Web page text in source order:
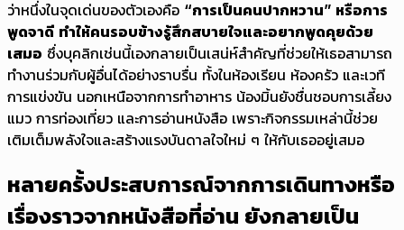
ว่าหนึ่งในจุดเด่นของตัวเองคือ “การเป็นคนปากหวาน” หรือการ
พูดจาดี ทำให้คนรอบข้างรู้สึกสบายใจและอยากพูดคุยด้วย
เสมอ ซึ่งบุคลิกเช่นนี้เองกลายเป็นเสน่ห์สำคัญที่ช่วยให้เธอสามารถ
ทำงานร่วมกับผู้อื่นได้อย่างราบรื่น ทั้งในห้องเรียน ห้องครัว และเวที
การแข่งขัน นอกเหนือจากการทำอาหาร น้องมิ้นยังชื่นชอบการเลี้ยง
แมว การท่องเที่ยว และการอ่านหนังสือ เพราะกิจกรรมเหล่านี้ช่วย
เติมเต็มพลังใจและสร้างแรงบันดาลใจใหม่ ๆ ให้กับเธออยู่เสมอ
หลายครั้งประสบการณ์จากการเดินทางหรือ
เรื่องราวจากหนังสือที่อ่าน ยังกลายเป็น